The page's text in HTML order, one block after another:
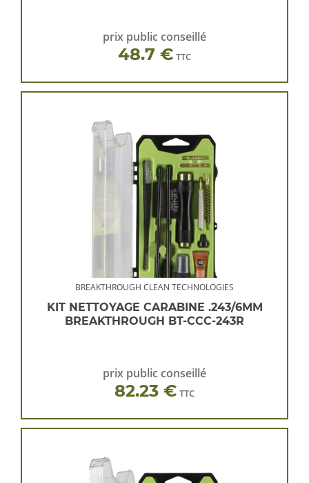
prix public conseillé
48.7 € TTC
BREAKTHROUGH CLEAN TECHNOLOGIES
KIT NETTOYAGE CARABINE .243/6MM
BREAKTHROUGH BT-CCC-243R
prix public conseillé
82.23 € TTC